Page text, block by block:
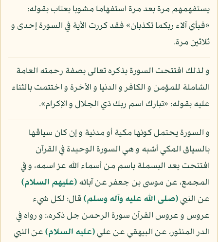
يستفهمهم مرة بعد مرة استفهاما مشوبا بعتاب بقوله:
«فبأي آلاء ربكما تكذبان» فقد كررت الآية في السورة إحدى و
ثلاثين مرة.
و لذلك افتتحت السورة بذكره تعالى بصفة رحمته العامة
الشاملة للمؤمن و الكافر و الدنيا و الآخرة و اختتمت بالثناء
عليه بقوله: «تبارك اسم ربك ذي الجلال و الإكرام».
و السورة يحتمل كونها مكية أو مدنية و إن كان سياقها
بالسياق المكي أشبه و هي السورة الوحيدة في القرآن
افتتحت بعد البسملة باسم من أسماء الله عز اسمه، و في
المجمع، عن موسى بن جعفر عن آبائه(عليهم السلام)
عن النبي(صلى الله عليه وآله وسلم)قال: لكل شيء
عروس و عروس القرآن سورة الرحمن جل ذكره،: و رواه في
الدر المنثور، عن البيهقي عن علي(عليه السلام)عن النبي